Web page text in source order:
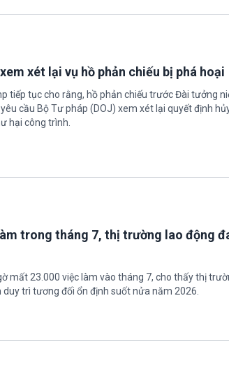
xét lại vụ hồ phản chiếu bị phá hoại
tiếp tục cho rằng, hồ phản chiếu trước Đài tưởng
cầu Bộ Tư pháp (DOJ) xem xét lại quyết định
hại công trình.
trong tháng 7, thị trường lao động
mất 23.000 việc làm vào tháng 7, cho thấy thị
trì tương đối ổn định suốt nửa năm 2026.